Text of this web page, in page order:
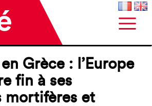
Grèce : l’Europe
fin à ses
mortifères et